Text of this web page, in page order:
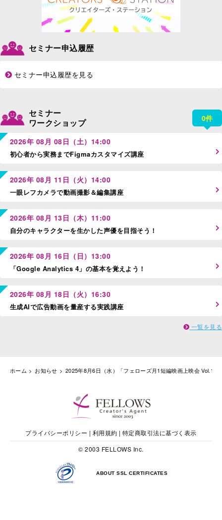
セミナー申込履歴
セミナー申込履歴を見る
セミナー
ワークショップ
0件
2026年 08月 08日（土）14:00
初心者から実務までFigmaカスタマイズ講座
2026年 08月 11日（火）14:00
一眼レフカメラで動画撮影＆編集講座
2026年 08月 13日（木）11:00
自分のキャラクターを生かした声優を目指そう！
2026年 08月 16日（日）13:00
「Google Analytics 4」の基本を覚えよう！
2026年 08月 18日（火）16:30
生成AIで広告動画を量産する実践講座
一覧を見る
ホーム お知らせ 2025年8月6日（水）「フェローズ月1短編映画上映会 Vol.12
プライバシーポリシー | 利用規約 | 特定商取引法に基づく表示
© 2003 FELLOWS Inc.
ABOUT SSL CERTIFICATES